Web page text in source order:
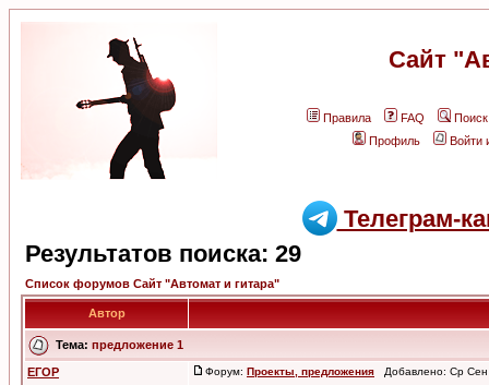
Сайт
Правила FAQ
Поиск
Профиль
Войти
Телеграм-
Результатов поиска: 29
Список форумов Сайт "Автомат и гитара"
Автор
Тема: предложение 1
ЕГОР Форум: Проекты, предложения Добавлено: Ср